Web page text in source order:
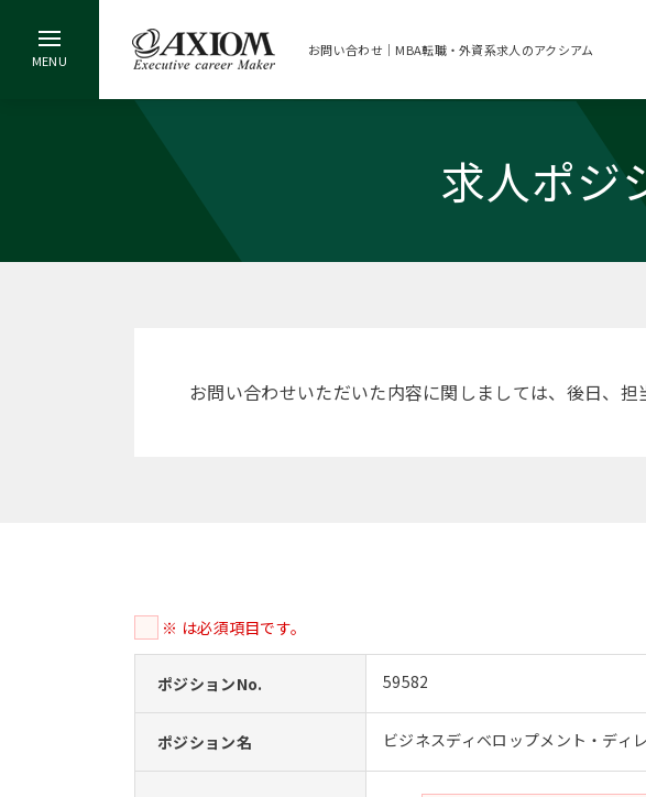
お問い合わせ｜MBA転職・外資系求人のアクシアム
求人ポジ
お問い合わせいただいた内容に関しましては、後日、
※ は必須項目です。
ポジションNo. 59582
ポジション名 ビジネスディベロップメント・ディ